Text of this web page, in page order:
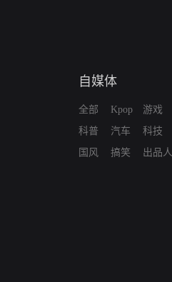
自媒体
全部
科普
国风
Kpop
汽车
搞笑
游戏
科技
出品人